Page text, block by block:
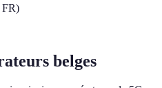
FR)
belges